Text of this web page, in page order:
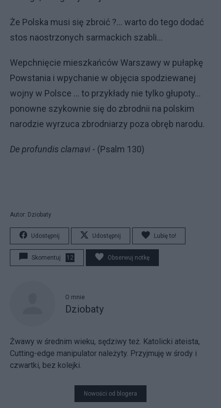
Że Polska musi się zbroić ?... warto do tego dodać
stos naostrzonych sarmackich szabli...
Wepchnięcie mieszkańców Warszawy w pułapkę
Powstania i wpychanie w objęcia spodziewanej
wojny w Polsce ... to przykłady nie tylko głupoty...
ponowne szykownie się do zbrodnii na polskim
narodzie wyrzuca zbrodniarzy poza obręb narodu.
De profundis clamavi - (Psalm 130)
Autor: Dziobaty
Udostępnij Udostępnij Lubię to!
Skomentuj 12 Obserwuj notkę
O mnie
Dziobaty
Żwawy w średnim wieku, sędziwy też. Katolicki ateista,
Cutting-edge manipulator należyty. Przyjmuję w środy i
czwartki, bez kolejki.
Nowości od blogera